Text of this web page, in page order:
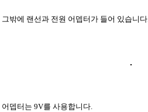
그밖에 랜선과 전원 어뎁터가 들어 있습니다.
어뎁터는 9V를 사용합니다.